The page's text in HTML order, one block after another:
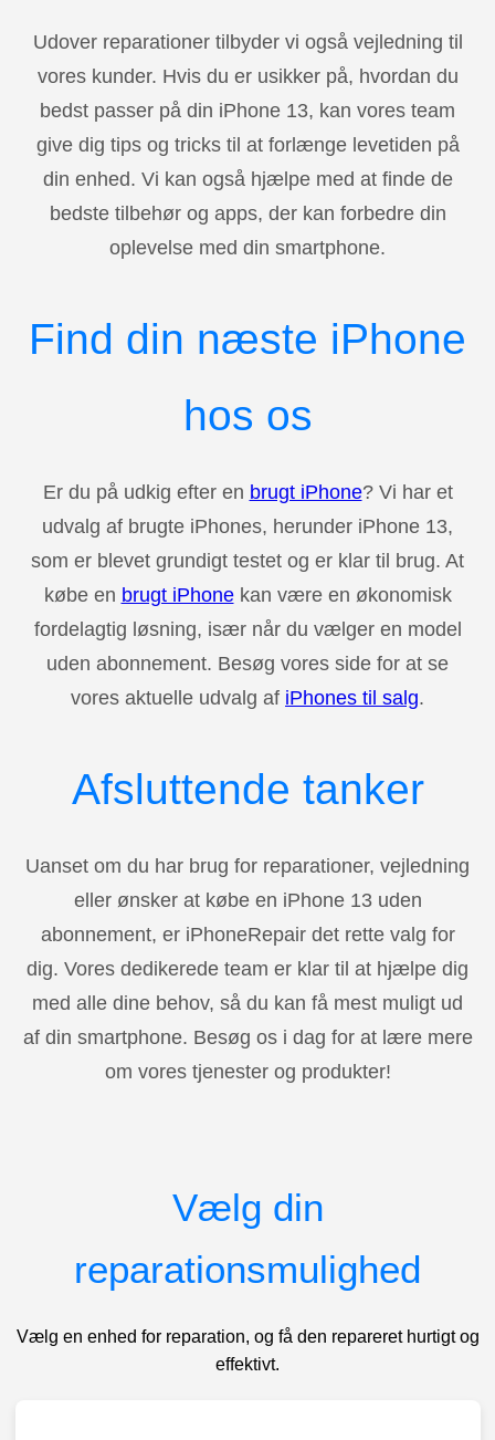
Udover reparationer tilbyder vi også vejledning til
vores kunder. Hvis du er usikker på, hvordan du
bedst passer på din iPhone 13, kan vores team
give dig tips og tricks til at forlænge levetiden på
din enhed. Vi kan også hjælpe med at finde de
bedste tilbehør og apps, der kan forbedre din
oplevelse med din smartphone.
Find din næste iPhone
hos os
Er du på udkig efter en brugt iPhone? Vi har et
udvalg af brugte iPhones, herunder iPhone 13,
som er blevet grundigt testet og er klar til brug. At
købe en brugt iPhonekan være en økonomisk
fordelagtig løsning, især når du vælger en model
uden abonnement. Besøg vores side for at se
vores aktuelle udvalg af iPhones til salg.
Afsluttende tanker
Uanset om du har brug for reparationer, vejledning
eller ønsker at købe en iPhone 13 uden
abonnement, er iPhoneRepair det rette valg for
dig. Vores dedikerede team er klar til at hjælpe dig
med alle dine behov, så du kan få mest muligt ud
af din smartphone. Besøg os i dag for at lære mere
om vores tjenester og produkter!
Vælg din
reparationsmulighed
Vælg en enhed for reparation, og få den repareret hurtigt og
effektivt.